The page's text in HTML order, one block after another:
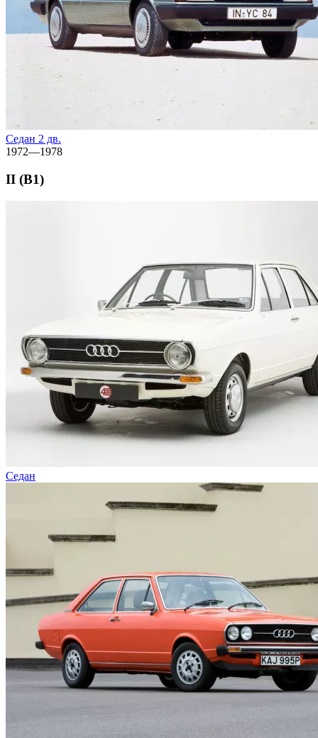
Седан 2 дв.
1972—1978
II (B1)
Седан